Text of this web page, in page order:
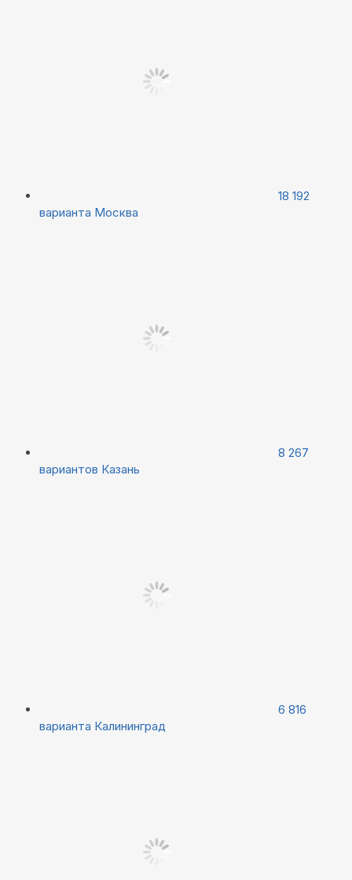
18 192
варианта Москва
8 267
вариантов Казань
6 816
варианта Калининград